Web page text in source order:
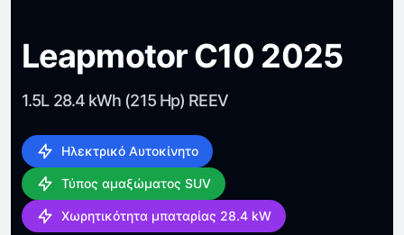
Leapmotor C10 2025
1.5L 28.4 kWh (215 Hp) REEV
Ηλεκτρικό Αυτοκίνητο
Τύπος αμαξώματος SUV
Χωρητικότητα μπαταρίας 28.4 kW